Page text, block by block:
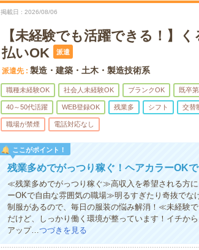
掲載日 2026/08/06
【未経験でも活躍できる！】
払いOK
派遣
派遣先 製造・建築・土木・製造技術系
職種未経験OK 社会人未経験OK ブランクOK 既卒
40～50代活躍 WEB登録OK 残業多 シフト 交替
職場が禁煙 電話対応なし
ここがポイント！
残業多めでがっつり稼ぐ！ヘアカラーOK
≪残業多めでがっつり稼ぐ≫高収入を希望される方
ーOKで自由な雰囲気の職場≫明るすぎたり奇抜で
制服があるので、毎日の服装の悩み解消！≪未経験
だけど、しっかり働く環境が整っています！イチか
アップ…つづきを見る